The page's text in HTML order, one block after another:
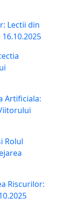
Lectii din
16.10.2025
Artificiala:
Rolul
Riscurilor: